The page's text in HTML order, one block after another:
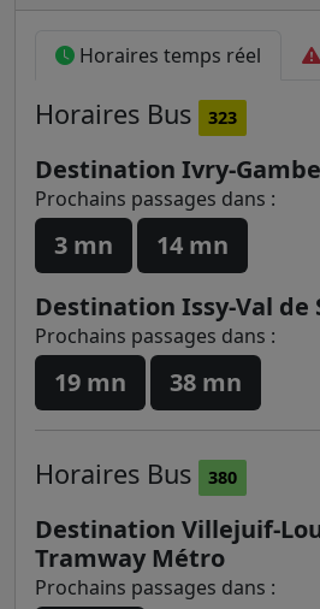
Horaires temps réel
Horaires Bus 323
Destination Ivry-
Prochains passages dans :
3 mn
14 mn
Destination Issy-Val de
Prochains passages dans :
19 mn 38 mn
Horaires Bus 380
Destination Villejuif-
Tramway Métro
Prochains passages dans :